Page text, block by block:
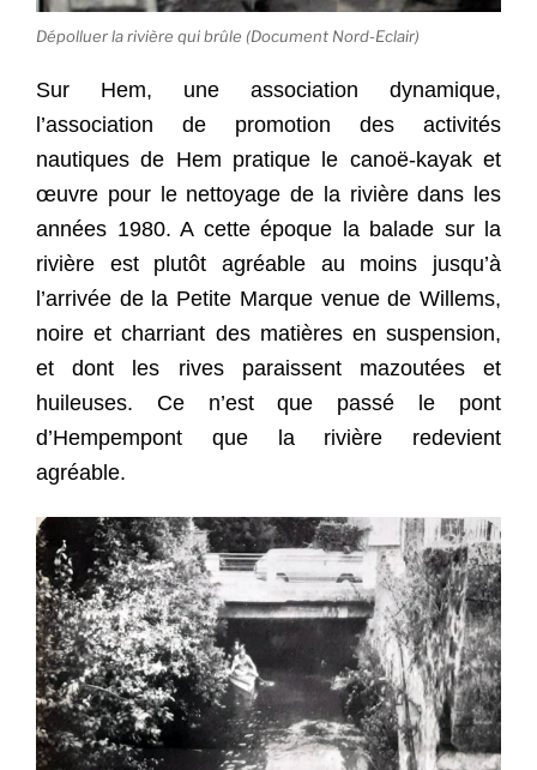
Dépolluer la rivière qui brûle (Document Nord-Eclair)
Sur Hem, une association dynamique,
l’association de promotion des activités
nautiques de Hem pratique le canoë-kayak et
œuvre pour le nettoyage de la rivière dans les
années 1980. A cette époque la balade sur la
rivière est plutôt agréable au moins jusqu’à
l’arrivée de la Petite Marque venue de Willems,
noire et charriant des matières en suspension,
et dont les rives paraissent mazoutées et
huileuses. Ce n’est que passé le pont
d’Hempempont que la rivière redevient
agréable.